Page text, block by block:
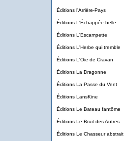
Éditions l'Arrière-Pays
Éditions L'Échappée belle
Éditions L'Escampette
Éditions L'Herbe qui tremble
Éditions L'Oie de Cravan
Éditions La Dragonne
Éditions La Passe du Vent
Éditions LansKine
Éditions Le Bateau fantôme
Éditions Le Bruit des Autres
Éditions Le Chasseur abstrait